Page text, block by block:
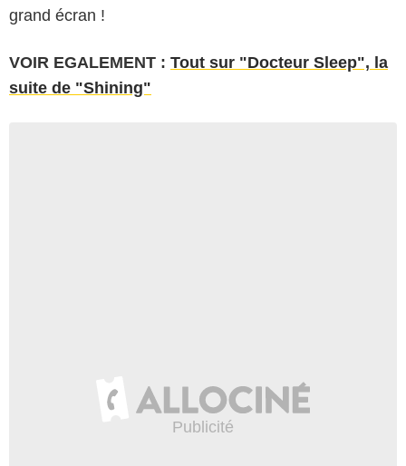
grand écran !
VOIR EGALEMENT : Tout sur "Docteur Sleep", la
suite de "Shining"